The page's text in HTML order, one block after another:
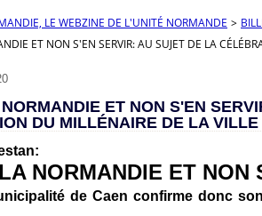
LE WEBZINE DE L'UNITÉ NORMANDE >
ET NON S'EN SERVIR: AU SUJET DE LA
ET NON S'EN
DU MILLÉNAIRE DE LA
NORMANDIE ET NON
de Caen confirme donc